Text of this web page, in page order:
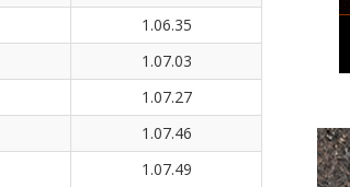
1.06.35
1.07.03
1.07.27
1.07.46
1.07.49